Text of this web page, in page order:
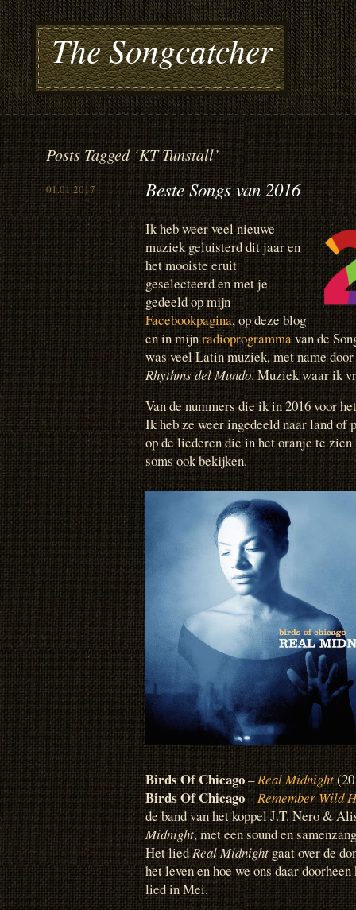
The Songcatcher
Posts Tagged ‘KT Tunstall’
01.01.2017 Beste Songs van 2016
Ik heb weer veel nieuwe
muziek geluisterd dit jaar en
het mooiste eruit
geselecteerd en met je
gedeeld op mijn
Facebookpagina, op deze blog
en in mijnradioprogrammavan de
was veel Latin muziek, met name
Rhythms del Mundo. Muziek waar ik
Van de nummers die ik in 2016 voor
Ik heb ze weer ingedeeld naar land
op de liederen die in het oranje te
soms ook bekijken.
Birds Of Chicago–Real Midnight
Birds Of Chicago–Remember Wild
de band van het koppel J.T. Nero &
Midnight, met een sound en
Het liedReal Midnightgaat over de
het leven en hoe we ons daar
lied in Mei.